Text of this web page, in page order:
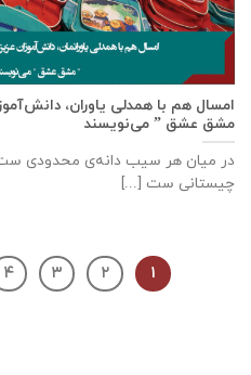
امسال هم با همدلی یاوران،
مشق عشق ” می‌نویسند
در میان هر سیب دانه‌ی محدودی
چیستانی ست [...]
۱ ۲ ۳ ۴